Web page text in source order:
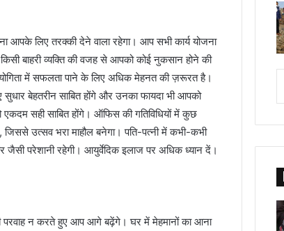
आपके लिए तरक्की देने वाला रहेगा। आप सभी कार्य योजना
बाहरी व्यक्ति की वजह से आपको कोई नुकसान होने की
में सफलता पाने के लिए अधिक मेहनत की ज़रूरत है।
बेहतरीन साबित होंगे और उनका फायदा भी आपको
सही साबित होंगे। ऑफिस की गतिविधियों में कुछ
उत्सव भरा माहौल बनेगा। पति-पत्नी में कभी-कभी
परेशानी रहेगी। आयुर्वेदिक इलाज पर अधिक ध्यान दें।
परवाह न करते हुए आप आगे बढ़ेंगे। घर में मेहमानों का आना